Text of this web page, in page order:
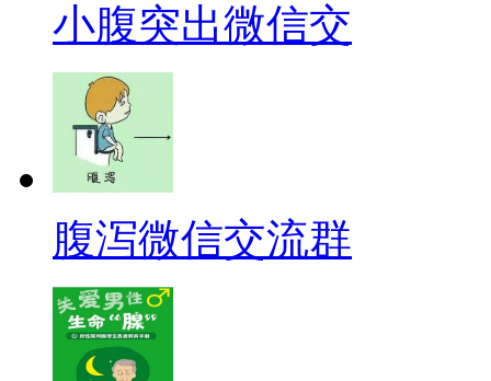
小腹突出微信交
腹泻微信交流群